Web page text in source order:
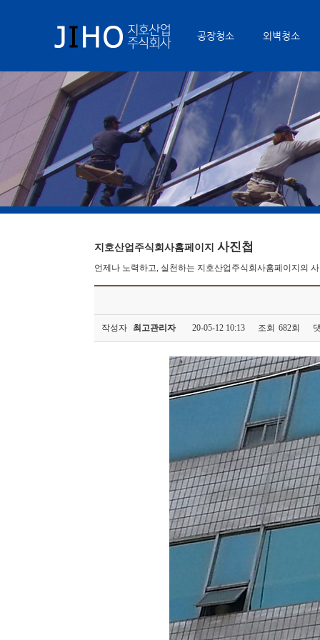
공장청소 외벽청소
지호산업주식회사홈페이지 사진첩
언제나 노력하고, 실천하는 지호산업주식회사홈페이지의
작성자 최고관리자 20-05-12 10:13 조회 682회